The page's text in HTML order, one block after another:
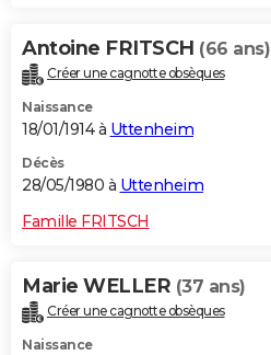
Antoine FRITSCH (66 ans)
Créer une cagnotte obsèques
Naissance
18/01/1914 à Uttenheim
Décès
28/05/1980 à Uttenheim
Famille FRITSCH
Marie WELLER (37 ans)
Créer une cagnotte obsèques
Naissance